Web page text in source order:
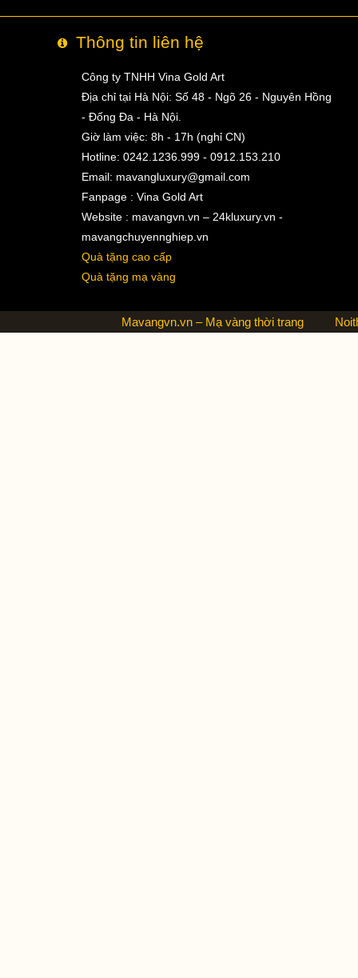
Thông tin liên hệ
Công ty TNHH Vina Gold Art
Địa chỉ tại Hà Nội: Số 48 - Ngõ 26 - Nguyên Hồng
- Đống Đa - Hà Nội.
Giờ làm việc: 8h - 17h (nghỉ CN)
Hotline: 0242.1236.999 - 0912.153.210
Email: mavangluxury@gmail.com
Fanpage : Vina Gold Art
Website : mavangvn.vn – 24kluxury.vn -
mavangchuyennghiep.vn
Quà tặng cao cấp
Quà tặng mạ vàng
Mavangvn.vn – Mạ vàng thời trang